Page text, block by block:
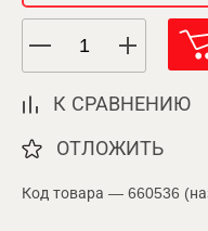
К СРАВНЕНИЮ
ОТЛОЖИТЬ
Код товара — 660536